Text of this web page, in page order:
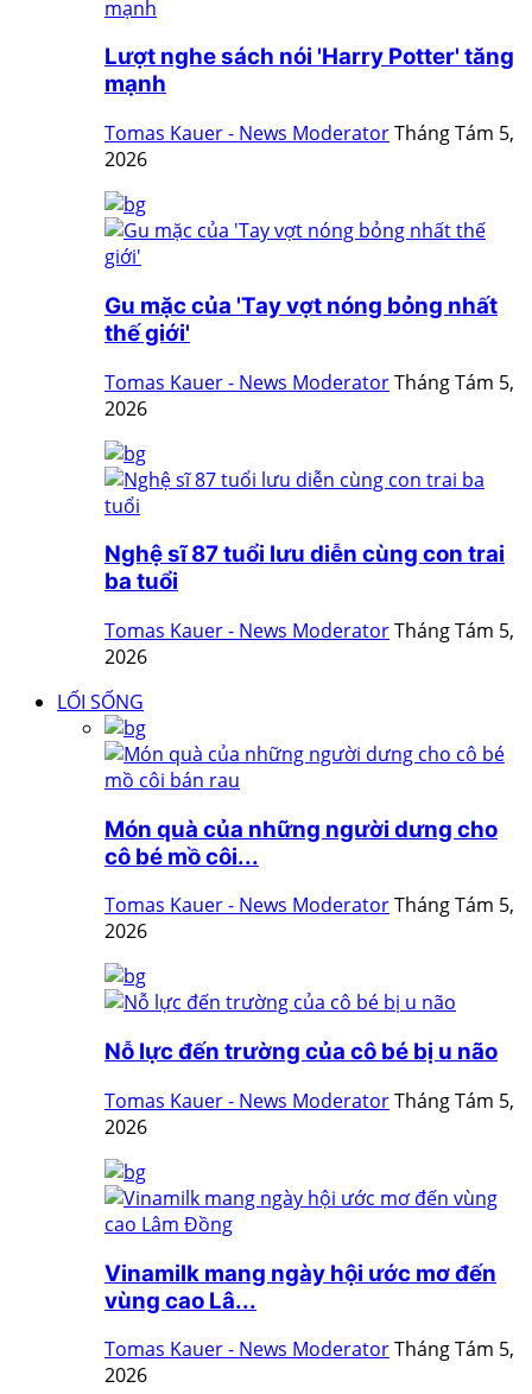
Lượt nghe sách nói 'Harry Potter' tăng
mạnh
Tomas Kauer - News ModeratorTháng Tám 5,
2026
Gu mặc của 'Tay vợt nóng bỏng nhất
thế giới'
Tomas Kauer - News ModeratorTháng Tám 5,
2026
Nghệ sĩ 87 tuổi lưu diễn cùng con trai
ba tuổi
Tomas Kauer - News ModeratorTháng Tám 5,
2026
LỐI SỐNG
Món quà của những người dưng cho
cô bé mồ côi...
Tomas Kauer - News ModeratorTháng Tám 5,
2026
Nỗ lực đến trường của cô bé bị u não
Tomas Kauer - News ModeratorTháng Tám 5,
2026
Vinamilk mang ngày hội ước mơ đến
vùng cao Lâ...
Tomas Kauer - News ModeratorTháng Tám 5,
2026